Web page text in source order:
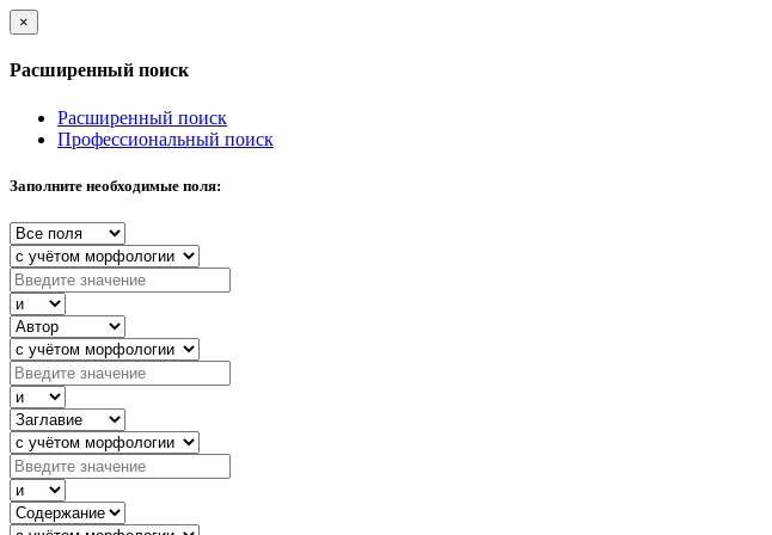
×
Расширенный поиск
Расширенный поиск
Профессиональный поиск
Заполните необходимые поля: